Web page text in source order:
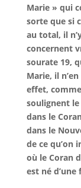
Marie » qui
sorte que si
au total, il
concernent
sourate 19,
Marie, il
effet,
soulignent
dans le
dans le
de ce qu’on
où le Coran
est né d’une